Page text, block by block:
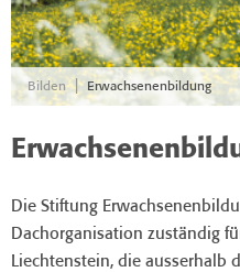
Bilden | Erwachsenenbildung
Die Stiftung
Dachorganisation zuständig
Liechtenstein, die ausserhalb